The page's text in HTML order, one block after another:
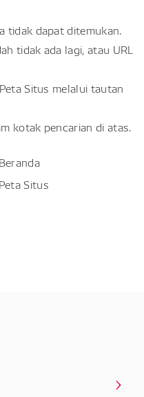
tidak dapat ditemukan.
tidak ada lagi, atau URL
Situs melalui tautan
kotak pencarian di atas.
Situs